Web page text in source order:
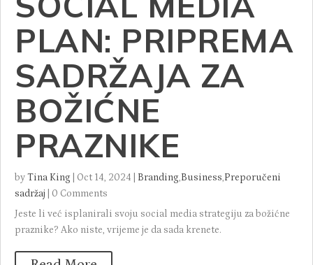
PLAN: PRIPREMA
SADRŽAJA ZA
BOŽIĆNE
PRAZNIKE
byTina King Oct 14, 2024 Branding,Business,Preporučeni
sadržaj
0 Comments
Jeste li već isplanirali svoju social media strategiju za božićne
praznike? Ako niste, vrijeme je da sada krenete.